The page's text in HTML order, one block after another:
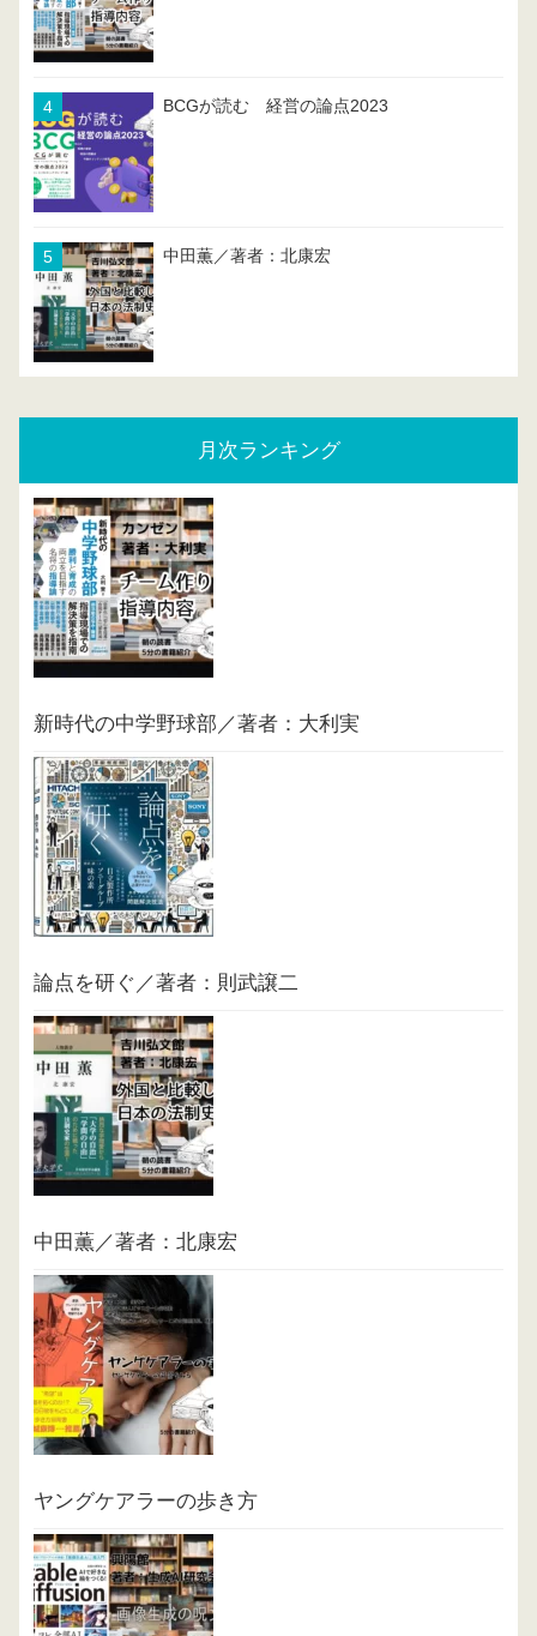
BCGが読む 経営の論点2023
中田薫／著者：北康宏
月次ランキング
新時代の中学野球部／著者：大利実
論点を研ぐ／著者：則武譲二
中田薫／著者：北康宏
ヤングケアラーの歩き方